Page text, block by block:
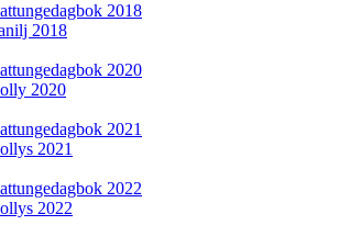
2018
2018
2020
2020
2021
2021
2022
2022